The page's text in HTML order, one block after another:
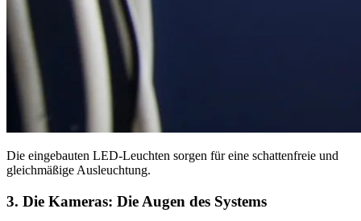
Die eingebauten LED-Leuchten sorgen für eine schattenfreie und
gleichmäßige Ausleuchtung.
3. Die Kameras: Die Augen des Systems